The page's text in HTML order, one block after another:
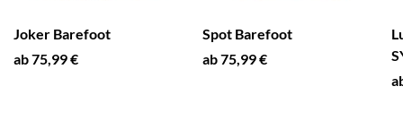
Joker Barefoot
ab 75,99 €
Spot Barefoot
ab 75,99 €